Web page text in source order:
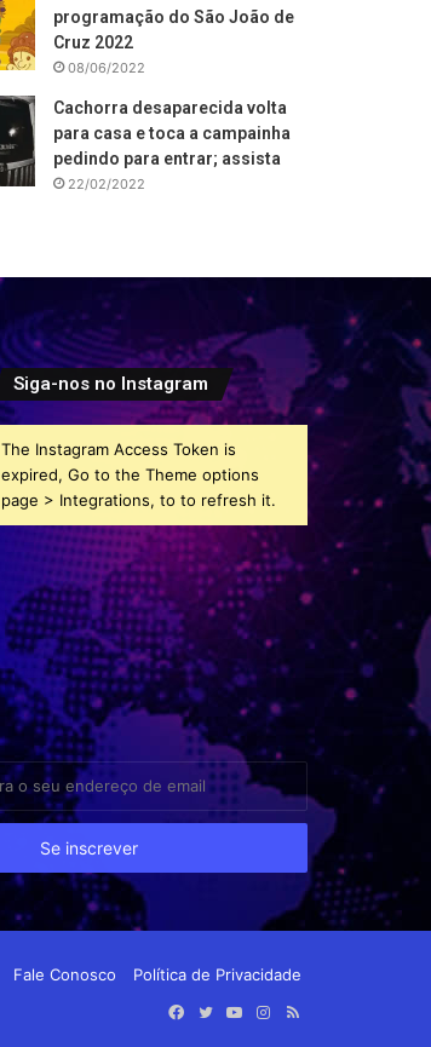
programação do São João de
Cruz 2022
08/06/2022
Cachorra desaparecida volta
para casa e toca a campainha
pedindo para entrar; assista
22/02/2022
Siga-nos no Instagram
The Instagram Access Token is
expired, Go to the Theme options
page > Integrations, to to refresh it.
Fale Conosco
Política de Privacidade
Facebook
TwitterYouTubeInstagram
RSS